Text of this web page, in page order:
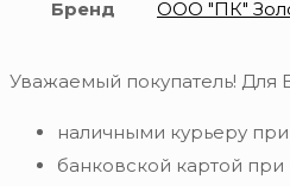
Бренд ООО "ПК"
Уважаемый покупатель! Для
наличными курьеру
банковской картой при